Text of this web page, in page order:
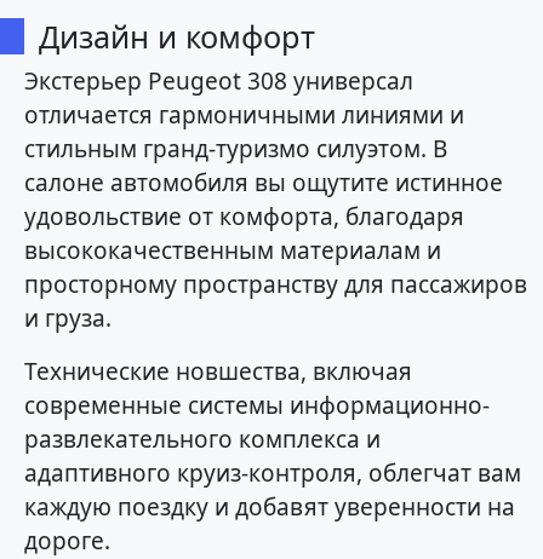
Дизайн и комфорт
Экстерьер Peugeot 308 универсал
отличается гармоничными линиями и
стильным гранд-туризмо силуэтом. В
салоне автомобиля вы ощутите истинное
удовольствие от комфорта, благодаря
высококачественным материалам и
просторному пространству для пассажиров
и груза.
Технические новшества, включая
современные системы информационно-
развлекательного комплекса и
адаптивного круиз-контроля, облегчат вам
каждую поездку и добавят уверенности на
дороге.